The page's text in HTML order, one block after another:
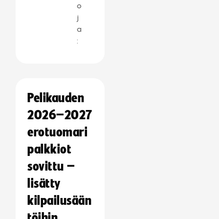
o
j
a
:
Pelikauden
2026–2027
erotuomari
palkkiot
sovittu –
lisätty
kilpailusään